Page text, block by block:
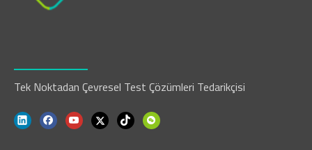
Tek Noktadan Çevresel Test Çözümleri Tedarikçisi